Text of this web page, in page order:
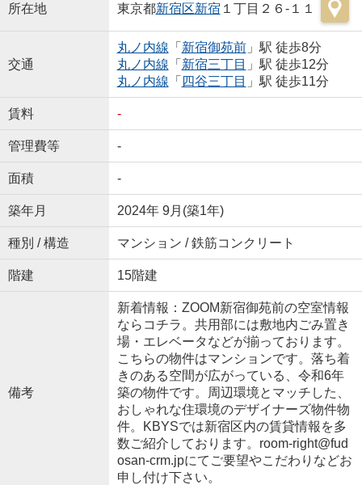
所在地 東京都新宿区新宿 １丁目２６-１１
交通
丸ノ内線 「 新宿御苑前」駅 徒歩8分
丸ノ内線 「 新宿三丁目 」駅 徒歩12分
丸ノ内線 「 四谷三丁目 」駅 徒歩11分
賃料 -
管理費等 -
面積 -
築年月 2024年 9月(築1年)
種別 / 構造 マンション / 鉄筋コンクリート
階建 15階建
備考
新着情報：ZOOM新宿御苑前の空室情報
ならコチラ。共用部には敷地内ごみ置き
場・エレベータなどが揃っております。
こちらの物件はマンションです。落ち着
きのある空間が広がっている、令和6年
築の物件です。周辺環境とマッチした、
おしゃれな住環境のデザイナーズ物件物
件。KBYSでは新宿区内の賃貸情報を多
数ご紹介しております。room-right@fud
osan-crm.jpにてご要望やこだわりなどお
申し付け下さい。